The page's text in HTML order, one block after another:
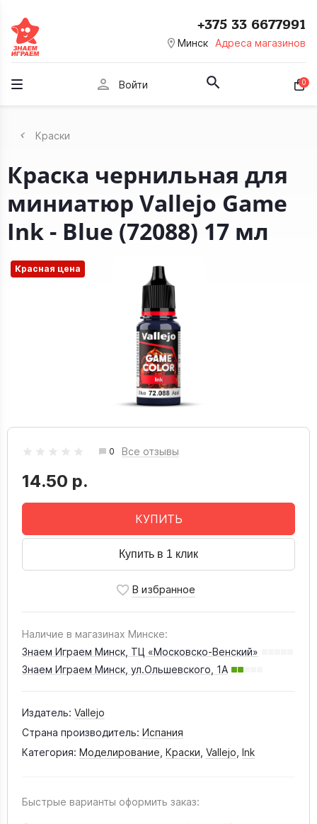
room Минск Адреса магазинов
+375 33 6677991
person Войти 0
Краски
Краска чернильная для
миниатюр Vallejo Game
Ink - Blue (72088) 17 мл
Красная цена
0 Все отзывы
14.50 р.
КУПИТЬ
Купить в 1 клик
Наличие в магазинах Минске:
Знаем Играем Минск, ТЦ «Московско-Венский»
Знаем Играем Минск, ул.Ольшевского, 1А
Издатель: Vallejo
Страна производитель: Испания
Категория: Моделирование Краски Vallejo Ink
Быстрые варианты оформить заказ: